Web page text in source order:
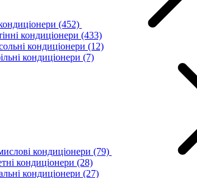
(452)
кондиціонери (433)
кондиціонери (12)
кондиціонери (7)
кондиціонери (79)
кондиціонери (28)
кондиціонери (27)